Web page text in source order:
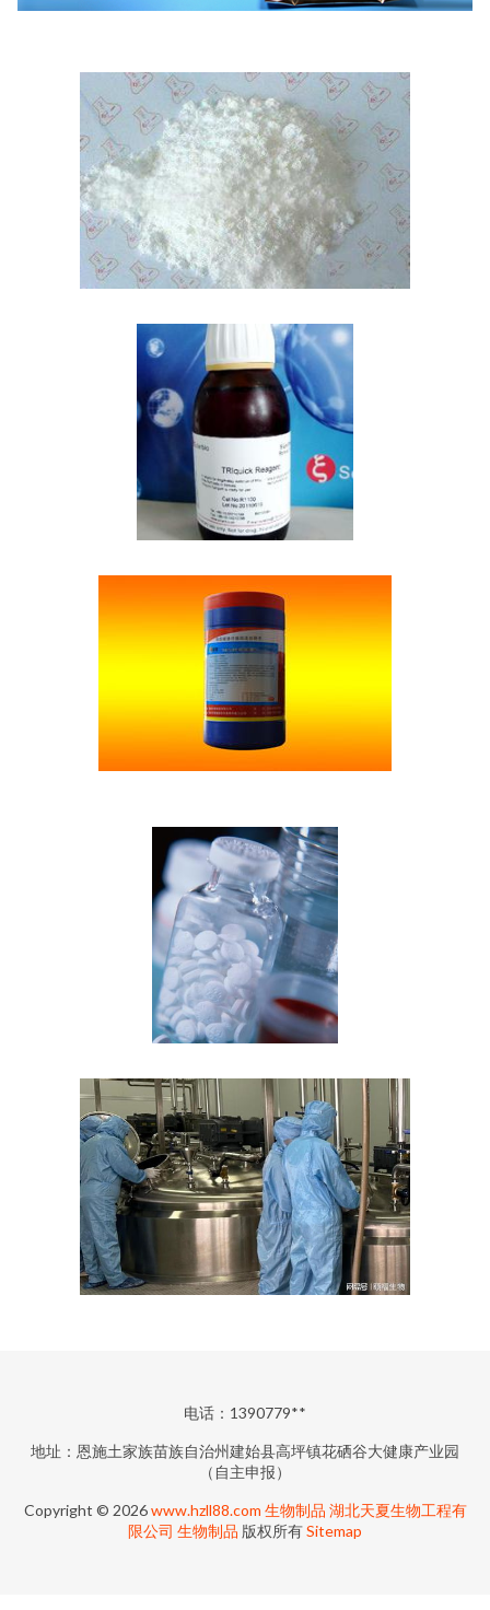
电话：1390779**
地址：恩施土家族苗族自治州建始县高坪镇花硒谷大健康产业园
（自主申报）
Copyright © 2026www.hzll88.com 生物制品 湖北天夏生物工程有
限公司 生物制品 版权所有Sitemap